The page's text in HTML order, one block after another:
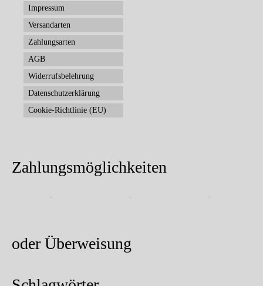
Impressum
Versandarten
Zahlungsarten
AGB
Widerrufsbelehrung
Datenschutzerklärung
Cookie-Richtlinie (EU)
Zahlungsmöglichkeiten
oder Überweisung